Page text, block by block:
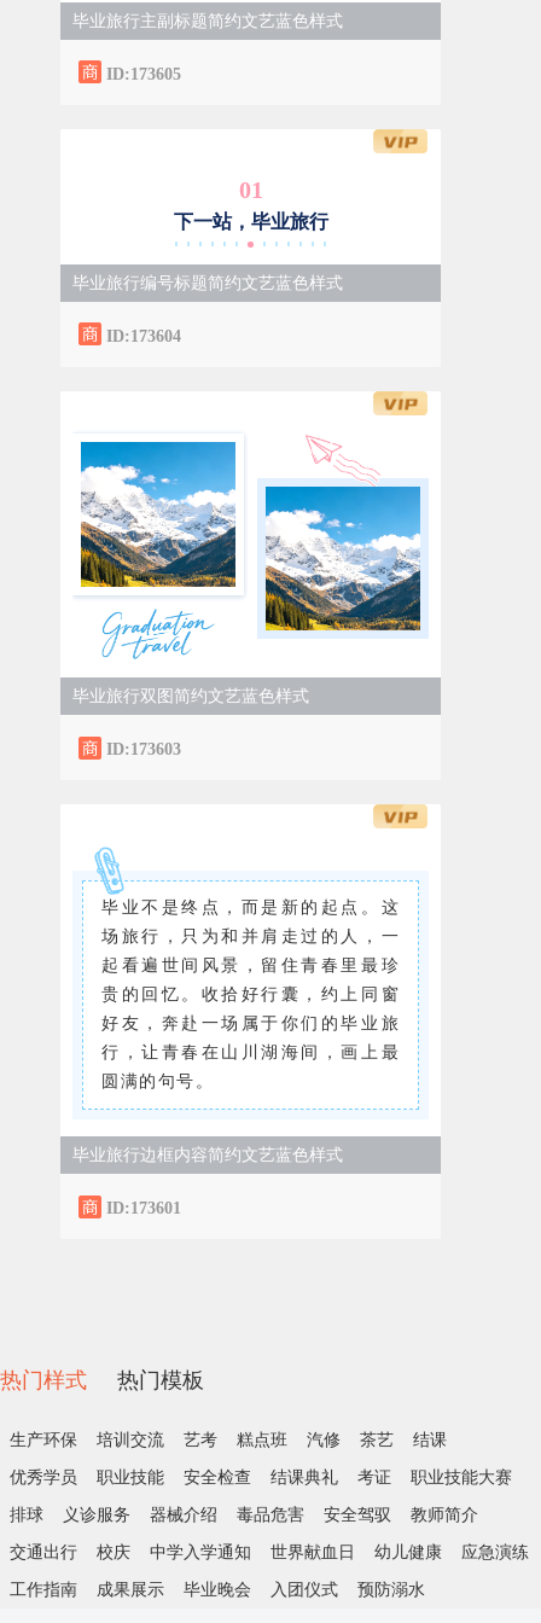
毕业旅行主副标题简约文艺蓝色样式
ID:173605
01
下一站，毕业旅行
毕业旅行编号标题简约文艺蓝色样式
ID:173604
毕业旅行双图简约文艺蓝色样式
ID:173603
毕业不是终点，而是新的起点。这
场旅行，只为和并肩走过的人，一
起看遍世间风景，留住青春里最珍
贵的回忆。收拾好行囊，约上同窗
好友，奔赴一场属于你们的毕业旅
行，让青春在山川湖海间，画上最
圆满的句号。
毕业旅行边框内容简约文艺蓝色样式
ID:173601
热门样式 热门模板
生产环保 培训交流 艺考 糕点班 汽修 茶艺 结课
优秀学员 职业技能 安全检查 结课典礼 考证 职业技能大赛
排球 义诊服务 器械介绍 毒品危害 安全驾驭 教师简介
交通出行 校庆 中学入学通知 世界献血日 幼儿健康 应急演练
工作指南 成果展示 毕业晚会 入团仪式 预防溺水